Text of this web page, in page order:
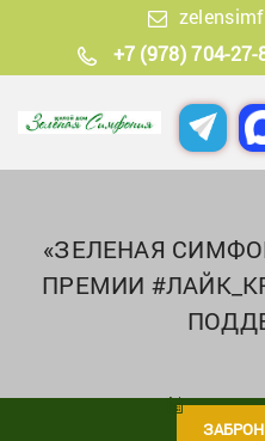
+7 (978) 704-27-
«ЗЕЛЕНАЯ
ПРЕМИИ